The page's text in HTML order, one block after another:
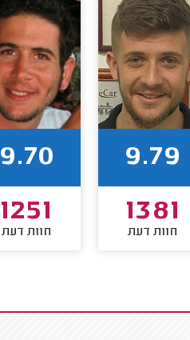
9.79
1381
חוות דעת
9.70
1251
חוות דעת